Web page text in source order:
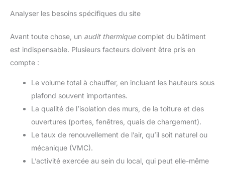
Analyser les besoins spécifiques du site
Avant toute chose, un audit thermiquecomplet du bâtiment
est indispensable. Plusieurs facteurs doivent être pris en
compte :
Le volume total à chauffer, en incluant les hauteurs sous
plafond souvent importantes.
La qualité de l’isolation des murs, de la toiture et des
ouvertures (portes, fenêtres, quais de chargement).
Le taux de renouvellement de l’air, qu’il soit naturel ou
mécanique (VMC).
L’activité exercée au sein du local, qui peut elle-même